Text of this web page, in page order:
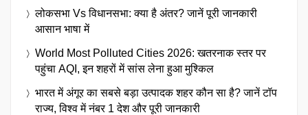
लोकसभा Vs विधानसभा: क्या है अंतर? जानें पूरी जानकारी
आसान भाषा में
World Most Polluted Cities 2026: खतरनाक स्तर पर
पहुंचा AQI, इन शहरों में सांस लेना हुआ मुश्किल
भारत में अंगूर का सबसे बड़ा उत्पादक शहर कौन सा है? जानें टॉप
राज्य, विश्व में नंबर 1 देश और पूरी जानकारी